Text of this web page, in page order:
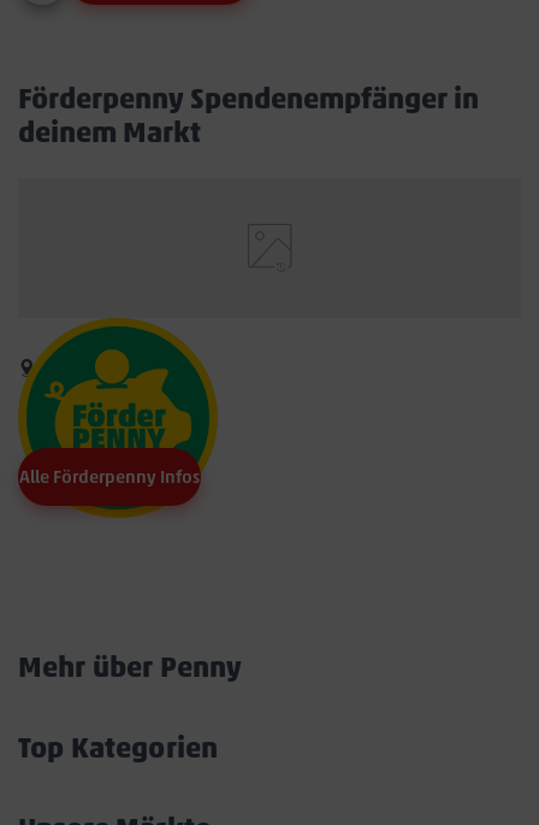
Förderpenny Spendenempfänger in
deinem Markt
Alle Förderpenny Infos
Mehr über Penny
Top Kategorien